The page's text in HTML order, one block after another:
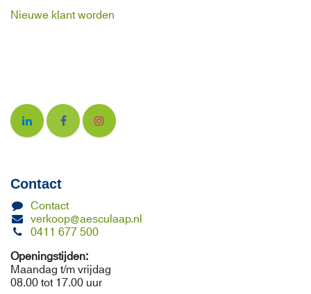
Nieuwe klant worden
Contact
Contact
verkoop@aesculaap.nl
0411 677 500
Openingstijden:
Maandag t/m vrijdag
08.00 tot 17.00 uur